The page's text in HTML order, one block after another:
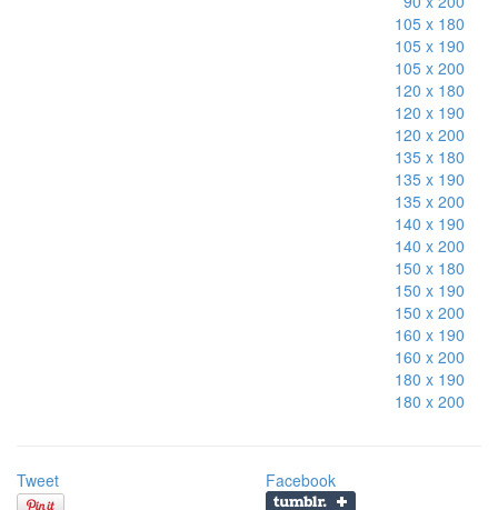
105 x 180
105 x 190
105 x 200
120 x 180
120 x 190
120 x 200
135 x 180
135 x 190
135 x 200
140 x 190
140 x 200
150 x 180
150 x 190
150 x 200
160 x 190
160 x 200
180 x 190
180 x 200
Tweet Facebook